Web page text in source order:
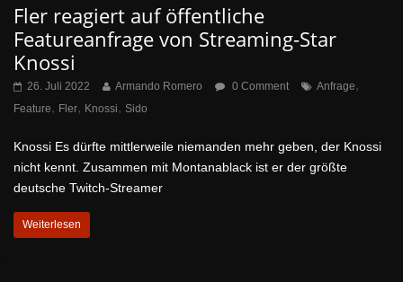
Fler reagiert auf öffentliche
Featureanfrage von Streaming-Star
Knossi
26. Juli 2022 Armando Romero 0 Comment Anfrage,
Feature, Fler, Knossi, Sido
Knossi Es dürfte mittlerweile niemanden mehr geben, der Knossi
nicht kennt. Zusammen mit Montanablack ist er der größte
deutsche Twitch-Streamer
Weiterlesen